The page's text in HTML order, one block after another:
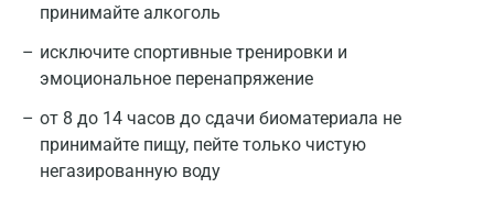
принимайте алкоголь
исключите спортивные тренировки и
эмоциональное перенапряжение
от 8 до 14 часов до сдачи биоматериала не
принимайте пищу, пейте только чистую
негазированную воду